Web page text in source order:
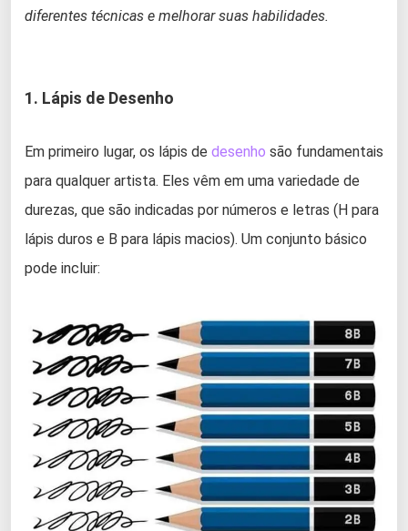
diferentes técnicas e melhorar suas habilidades.
1. Lápis de Desenho
Em primeiro lugar, os lápis de desenho são fundamentais
para qualquer artista. Eles vêm em uma variedade de
durezas, que são indicadas por números e letras (H para
lápis duros e B para lápis macios). Um conjunto básico
pode incluir: